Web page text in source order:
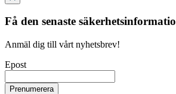
Få den senaste
Anmäl dig till vårt nyhetsbrev!
Epost
Prenumerera